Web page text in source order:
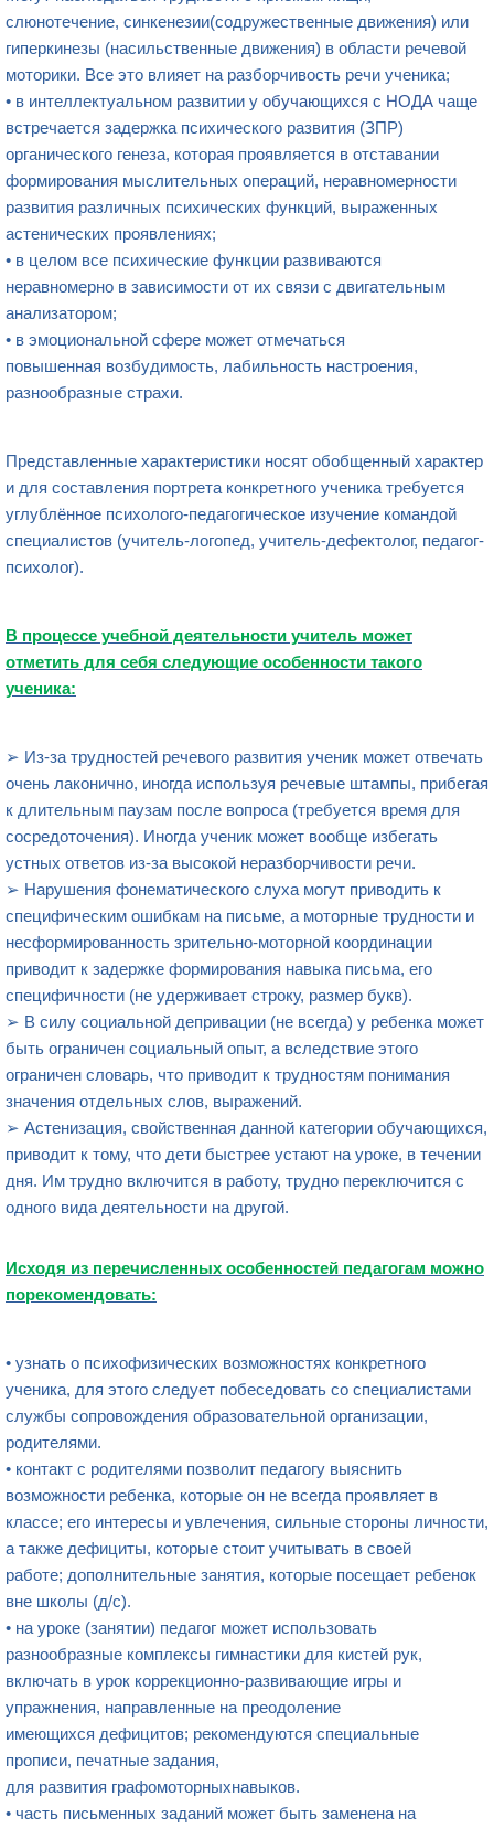
слюнотечение, синкенезии(содружественные движения) или
гиперкинезы (насильственные движения) в области речевой
моторики. Все это влияет на разборчивость речи ученика;
• в интеллектуальном развитии у обучающихся с НОДА чаще
встречается задержка психического развития (ЗПР)
органического генеза, которая проявляется в отставании
формирования мыслительных операций, неравномерности
развития различных психических функций, выраженных
астенических проявлениях;
• в целом все психические функции развиваются
неравномерно в зависимости от их связи с двигательным
анализатором;
• в эмоциональной сфере может отмечаться
повышенная возбудимость, лабильность настроения,
разнообразные страхи.
Представленные характеристики носят обобщенный характер
и для составления портрета конкретного ученика требуется
углублённое психолого-педагогическое изучение командой
специалистов (учитель-логопед, учитель-дефектолог, педагог-
психолог).
В процессе учебной деятельности учитель может
отметить для себя следующие особенности такого
ученика:
➢ Из-за трудностей речевого развития ученик может отвечать
очень лаконично, иногда используя речевые штампы, прибегая
к длительным паузам после вопроса (требуется время для
сосредоточения). Иногда ученик может вообще избегать
устных ответов из-за высокой неразборчивости речи.
➢ Нарушения фонематического слуха могут приводить к
специфическим ошибкам на письме, а моторные трудности и
несформированность зрительно-моторной координации
приводит к задержке формирования навыка письма, его
специфичности (не удерживает строку, размер букв).
➢ В силу социальной депривации (не всегда) у ребенка может
быть ограничен социальный опыт, а вследствие этого
ограничен словарь, что приводит к трудностям понимания
значения отдельных слов, выражений.
➢ Астенизация, свойственная данной категории обучающихся,
приводит к тому, что дети быстрее устают на уроке, в течении
дня. Им трудно включится в работу, трудно переключится с
одного вида деятельности на другой.
Исходя из перечисленных особенностей педагогам можно
порекомендовать:
• узнать о психофизических возможностях конкретного
ученика, для этого следует побеседовать со специалистами
службы сопровождения образовательной организации,
родителями.
• контакт с родителями позволит педагогу выяснить
возможности ребенка, которые он не всегда проявляет в
классе; его интересы и увлечения, сильные стороны личности,
а также дефициты, которые стоит учитывать в своей
работе; дополнительные занятия, которые посещает ребенок
вне школы (д/с).
• на уроке (занятии) педагог может использовать
разнообразные комплексы гимнастики для кистей рук,
включать в урок коррекционно-развивающие игры и
упражнения, направленные на преодоление
имеющихся дефицитов; рекомендуются специальные
прописи, печатные задания,
для развития графомоторныхнавыков.
• часть письменных заданий может быть заменена на